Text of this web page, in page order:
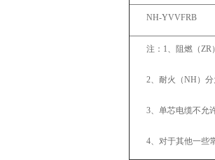
NH-YVVFRB
注：1、阻燃（
2、耐火（NH）
3、单芯电缆不允
4、对于其他一些